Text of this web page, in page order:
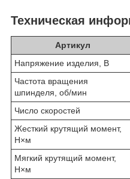
Техническая
Артикул
Напряжение изделия, В
Частота вращения
шпинделя, об/мин
Число скоростей
Жесткий крутящий момент,
Н×м
Мягкий крутящий момент,
Н×м